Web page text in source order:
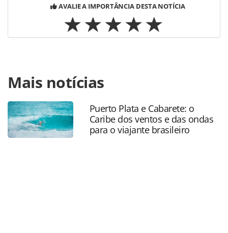
AVALIE A IMPORTÂNCIA DESTA NOTÍCIA
https://www.panrotas.com.br/noticia-
turismo/operadoras/2016/12/julio-sousa-deixa-
mmtgapnet-no-rio-dyrana-entra_142164.html ou as
ferramentas oferecidas na página. Todo o conteúdo
produzido pela PANROTAS Editora é protegido pela
legislação brasileira sobre direito autoral. Não reproduza o
Mais notícias
Puerto Plata e Cabarete: o
Caribe dos ventos e das ondas
para o viajante brasileiro